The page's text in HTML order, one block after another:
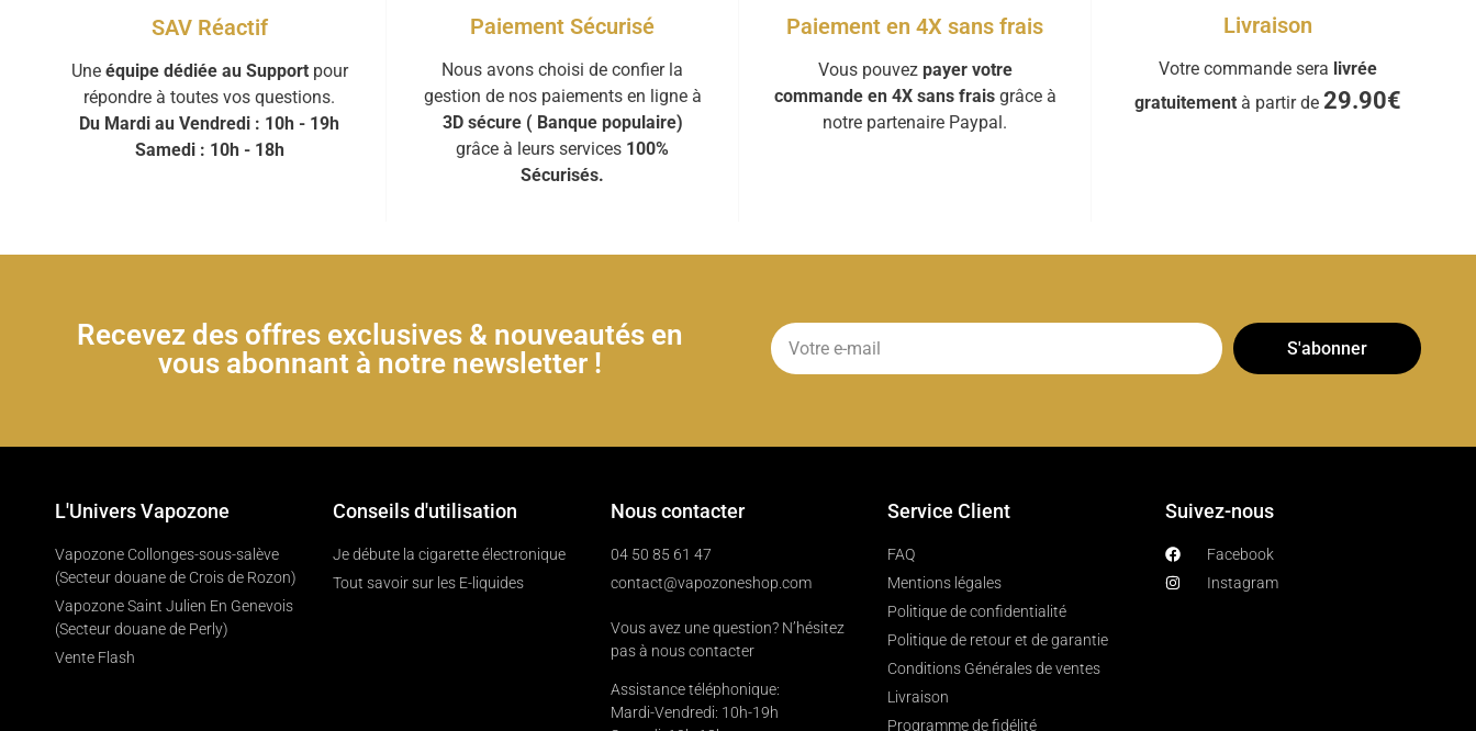
SAV Réactif
Une équipe dédiée au Supportpour
répondre à toutes vos questions.
Du Mardi au Vendredi : 10h - 19h
Samedi : 10h - 18h
Paiement Sécurisé
Nous avons choisi de confier la
gestion de nos paiements en ligne à
3D sécure ( Banque populaire)
grâce à leurs services 100%
Sécurisés.
Paiement en 4X sans frais
Vous pouvez payer votre
commande en 4X sans fraisgrâce à
notre partenaire Paypal.
Livraison
Votre commande sera livrée
gratuitementà partir de 29.90€
Recevez des offres exclusives & nouveautés en
vous abonnant à notre newsletter !
S'abonner
L'Univers Vapozone
Vapozone Collonges-sous-salève
(Secteur douane de Crois de Rozon)
Vapozone Saint Julien En Genevois
(Secteur douane de Perly)
Vente Flash
Conseils d'utilisation
Je débute la cigarette électronique
Tout savoir sur les E-liquides
Nous contacter
04 50 85 61 47
contact@vapozoneshop.com
Vous avez une question? N’hésitez
pas à nous contacter
Assistance téléphonique:
Mardi-Vendredi: 10h-19h
Service Client
FAQ
Mentions légales
Politique de confidentialité
Politique de retour et de garantie
Conditions Générales de ventes
Livraison
Programme de fidélité
Suivez-nous
Facebook
Instagram